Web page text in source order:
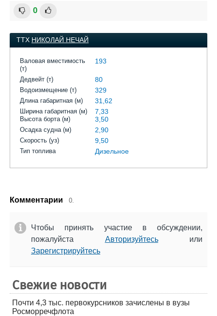
0
ТТХ НИКОЛАЙ НЕЧАЙ
Валовая вместимость
(т)
193
Дедвейт (т) 80
Водоизмещение (т) 329
Длина габаритная (м) 31,62
Ширина габаритная (м) 7,33
Высота борта (м) 3,50
Осадка судна (м) 2,90
Скорость (уз) 9,50
Тип топлива Дизельное
Комментарии 0.
Чтобы принять участие в обсуждении,
пожалуйста Авторизуйтесьили
Зарегистрируйтесь
Свежие новости
Почти 4,3 тыс. первокурсников зачислены в вузы
Росморречфлота